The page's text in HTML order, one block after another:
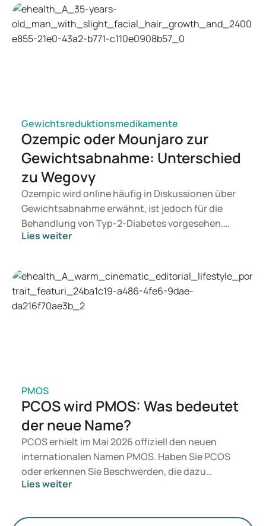
Gewichtsreduktionsmedikamente
Ozempic oder Mounjaro zur
Gewichtsabnahme: Unterschied
zu Wegovy
Ozempic wird online häufig in Diskussionen über
Gewichtsabnahme erwähnt, ist jedoch für die
Behandlung von Typ-2-Diabetes vorgesehen.
Suchen Sie eine Therapie zur Gewichtskontrolle,
geeignet ist, entscheidet ein Arzt auf Grundlage
Ihrer Gesundheit, Ihres BMI und Ihres
Medikamentenkonsums.
Lies weiter
PMOS
PCOS wird PMOS: Was bedeutet
der neue Name?
PCOS erhielt im Mai 2026 offiziell den neuen
internationalen Namen PMOS. Haben Sie PCOS
oder erkennen Sie Beschwerden, die dazu
passen? Medizinisch ändert sich zunächst nichts.
Hormone, den Stoffwechsel und die Funktion der
Lies weiter